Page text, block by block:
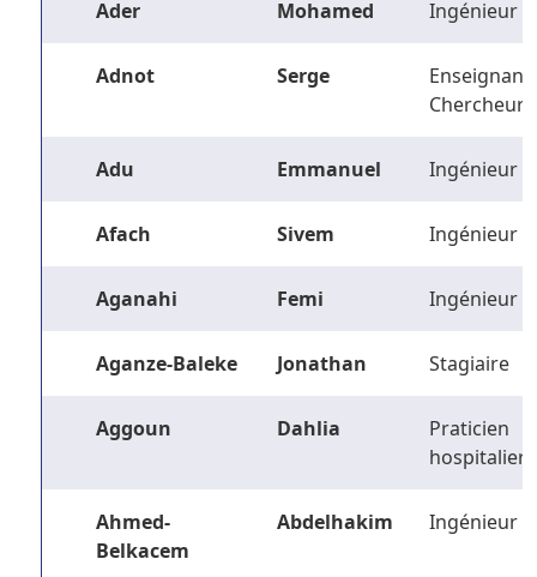
Ader Mohamed Ingénieur
Adnot Serge
Enseignant-
Chercheur
Adu Emmanuel Ingénieur
Afach Sivem Ingénieur
Aganahi Femi Ingénieur
Aganze-Baleke Jonathan Stagiaire
Aggoun Dahlia
Praticien
hospitalier
Ahmed-
Belkacem
Abdelhakim Ingénieur